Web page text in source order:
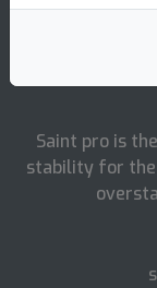
Saint pro is
stability for the